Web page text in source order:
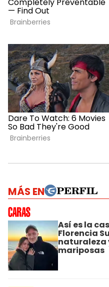
MÁS EN
Así es la
Florencia
naturaleza
mariposas